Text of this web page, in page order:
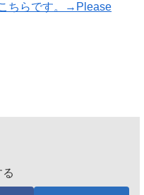
ちらです。→Please
る